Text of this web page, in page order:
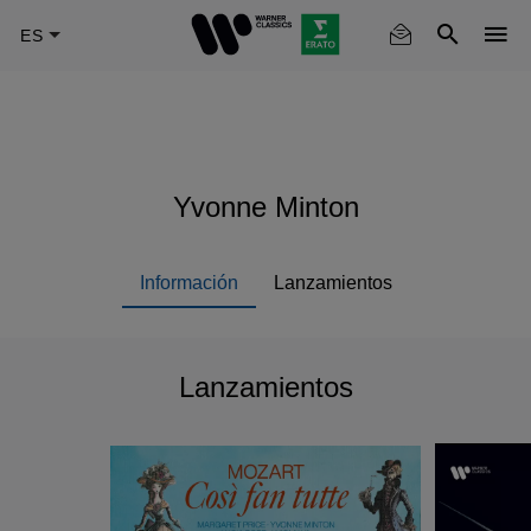
Yvonne Minton
Información Lanzamientos
Lanzamientos